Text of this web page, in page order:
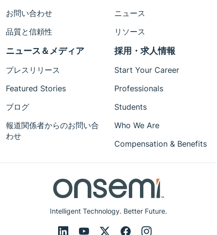
Intelligent Technology. Better Future.
お問い合わせ
品質と信頼性
ニュース
リソース
ニュース＆メディア
プレスリリース
Featured Stories
ブログ
報道関係者からのお問い合
わせ
採用・求人情報
Start Your Career
Professionals
Students
Who We Are
Compensation & Benefits